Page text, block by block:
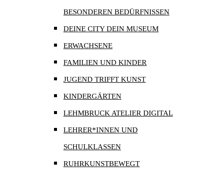
BESONDEREN BEDÜRFNISSEN
DEINE CITY DEIN MUSEUM
ERWACHSENE
FAMILIEN UND KINDER
JUGEND TRIFFT KUNST
KINDERGÄRTEN
LEHMBRUCK ATELIER DIGITAL
LEHRER*INNEN UND
SCHULKLASSEN
RUHRKUNSTBEWEGT